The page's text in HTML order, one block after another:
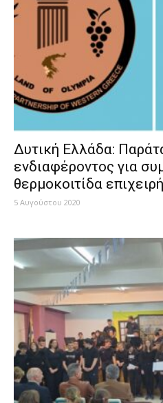
Δυτική Ελλάδα:
ενδιαφέροντος για
θερμοκοιτίδα
5 Αυγούστου 2020